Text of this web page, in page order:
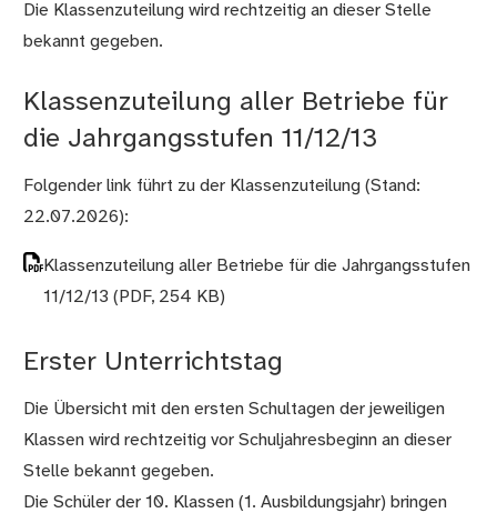
Die Klassenzuteilung wird rechtzeitig an dieser Stelle
bekannt gegeben.
Klassenzuteilung aller Betriebe für
die Jahrgangsstufen 11/12/13
Folgender link führt zu der Klassenzuteilung (Stand:
22.07.2026):
Klassenzuteilung aller Betriebe für die Jahrgangsstufen
11/12/13(PDF, 254 KB)
Erster Unterrichtstag
Die Übersicht mit den ersten Schultagen der jeweiligen
Klassen wird rechtzeitig vor Schuljahresbeginn an dieser
Stelle bekannt gegeben.
Die Schüler der 10. Klassen (1. Ausbildungsjahr) bringen